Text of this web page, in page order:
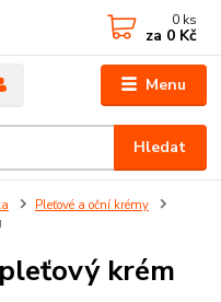
Menu
Hledat
0 ks
za 0 Kč
Pleťové a oční krémy
krém